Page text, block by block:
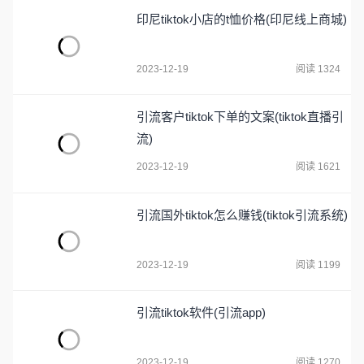
印尼tiktok小店的t恤价格(印尼线上商城)
2023-12-19 阅读 1324
引流客户tiktok下单的文案(tiktok直播引
流)
2023-12-19 阅读 1621
引流国外tiktok怎么赚钱(tiktok引流系统)
2023-12-19 阅读 1199
引流tiktok软件(引流app)